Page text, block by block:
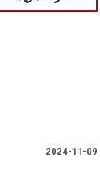
2024-11-09